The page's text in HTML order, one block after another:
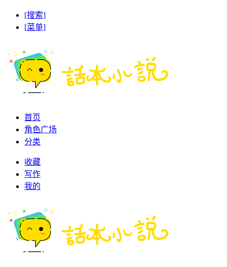
[搜索]
[菜单]
首页
角色广场
分类
收藏
写作
我的